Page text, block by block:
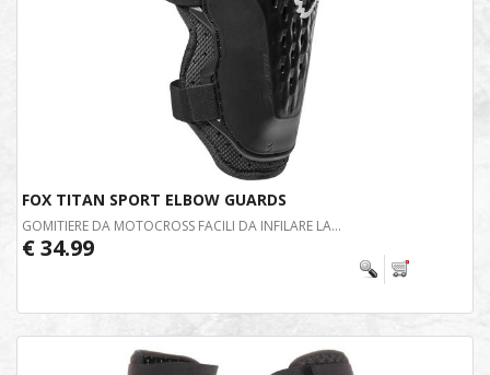
FOX TITAN SPORT ELBOW GUARDS
GOMITIERE DA MOTOCROSS FACILI DA INFILARE LA...
€ 34.99